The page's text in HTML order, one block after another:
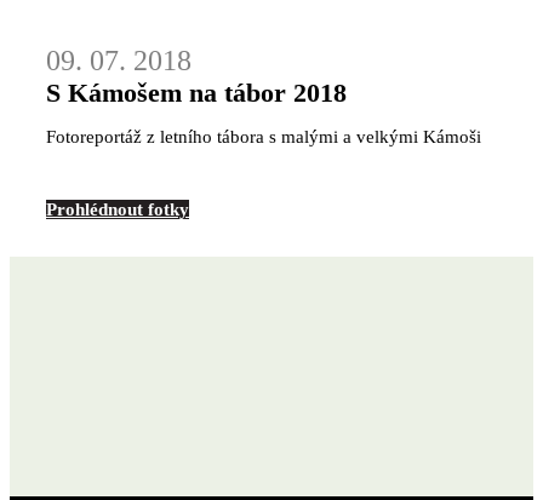
09. 07. 2018
S Kámošem na tábor 2018
Fotoreportáž z letního tábora s malými a velkými Kámoši
Prohlédnout fotky